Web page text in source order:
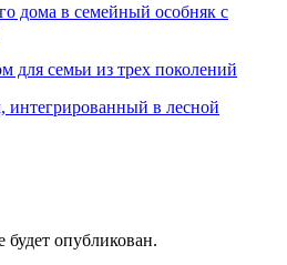
дома в семейный особняк с
для семьи из трех поколений
в лесной
опубликован.